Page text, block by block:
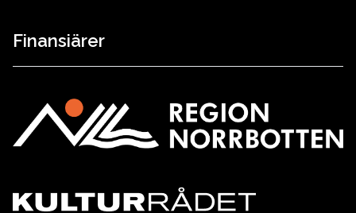
Finansiärer